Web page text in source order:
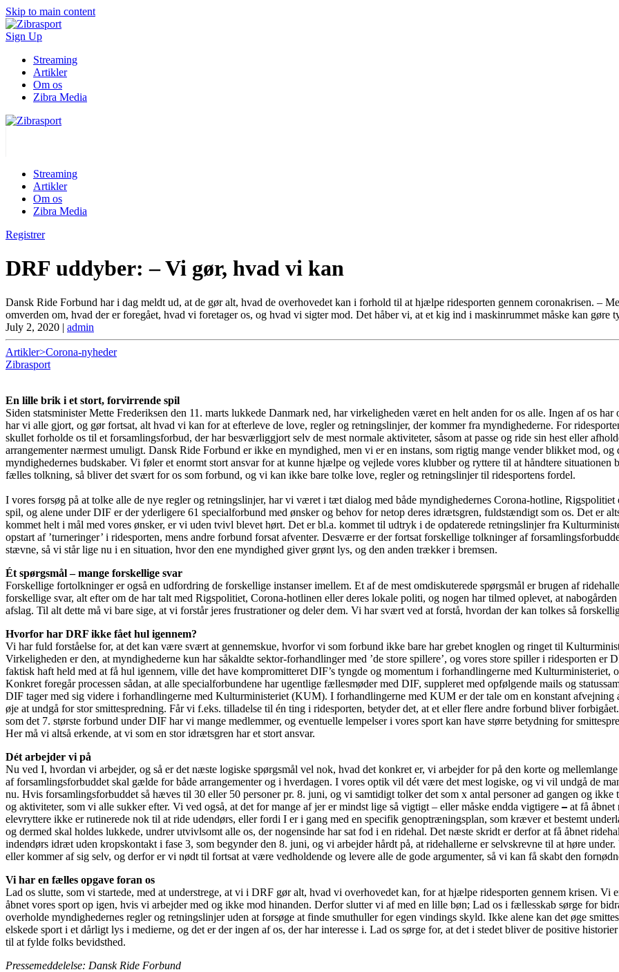
Skip to main content
Sign Up
Streaming
Artikler
Om os
Zibra Media
Streaming
Artikler
Om os
Zibra Media
Registrer
DRF uddyber: – Vi gør, hvad vi kan
Dansk Ride Forbund har i dag meldt ud, at de gør alt, hvad de overhovedet kan i forhold til at hjælpe ridesporten gennem coronakrisen. –
omverden om, hvad der er foregået, hvad vi foretager os, og hvad vi sigter mod. Det håber vi, at et kig ind i maskinrummet måske kan gøre
July 2, 2020 | admin
Artikler>Corona-nyheder
Zibrasport
En lille brik i et stort, forvirrende spil
Siden statsminister Mette Frederiksen den 11. marts lukkede Danmark ned, har virkeligheden været en helt anden for os alle. Ingen af os
har vi alle gjort, og gør fortsat, alt hvad vi kan for at efterleve de love, regler og retningslinjer, der kommer fra myndighederne. For
skullet forholde os til et forsamlingsforbud, der har besværliggjort selv de mest normale aktiviteter, såsom at passe og ride sin hest eller
arrangementer nærmest umuligt. Dansk Ride Forbund er ikke en myndighed, men vi er en instans, som rigtig mange vender blikket mod,
myndighedernes budskaber. Vi føler et enormt stort ansvar for at kunne hjælpe og vejlede vores klubber og ryttere til at håndtere
fælles tolkning, så bliver det svært for os som forbund, og vi kan ikke bare tolke love, regler og retningslinjer til ridesportens fordel.
I vores forsøg på at tolke alle de nye regler og retningslinjer, har vi været i tæt dialog med både myndighedernes Corona-hotline,
spil, og alene under DIF er der yderligere 61 specialforbund med ønsker og behov for netop deres idrætsgren, fuldstændigt som os. Det er
kommet helt i mål med vores ønsker, er vi uden tvivl blevet hørt. Det er bl.a. kommet til udtryk i de opdaterede retningslinjer fra
opstart af ’turneringer’ i ridesporten, mens andre forbund forsat afventer. Desværre er der fortsat forskellige tolkninger af
stævne, så vi står lige nu i en situation, hvor den ene myndighed giver grønt lys, og den anden trækker i bremsen.
Ét spørgsmål – mange forskellige svar
Forskellige fortolkninger er også en udfordring de forskellige instanser imellem. Et af de mest omdiskuterede spørgsmål er brugen af
forskellige svar, alt efter om de har talt med Rigspolitiet, Corona-hotlinen eller deres lokale politi, og nogen har tilmed oplevet, at
afslag. Til alt dette må vi bare sige, at vi forstår jeres frustrationer og deler dem. Vi har svært ved at forstå, hvordan der kan tolkes så
Hvorfor har DRF ikke fået hul igennem?
Vi har fuld forståelse for, at det kan være svært at gennemskue, hvorfor vi som forbund ikke bare har grebet knoglen og ringet til
Virkeligheden er den, at myndighederne kun har såkaldte sektor-forhandlinger med ’de store spillere’, og vores store spiller i ridesporten
faktisk haft held med at få hul igennem, ville det have kompromitteret DIF’s tyngde og momentum i forhandlingerne med Kulturministeriet,
Konkret foregår processen sådan, at alle specialforbundene har ugentlige fællesmøder med DIF, suppleret med opfølgende mails og
DIF tager med sig videre i forhandlingerne med Kulturministeriet (KUM). I forhandlingerne med KUM er der tale om en konstant afvejning
øje at undgå for stor smittespredning. Får vi f.eks. tilladelse til én ting i ridesporten, betyder det, at et eller flere andre forbund bliver
som det 7. største forbund under DIF har vi mange medlemmer, og eventuelle lempelser i vores sport kan have større betydning for
Her må vi altså erkende, at vi som en stor idrætsgren har et stort ansvar.
Dét arbejder vi på
Nu ved I, hvordan vi arbejder, og så er det næste logiske spørgsmål vel nok, hvad det konkret er, vi arbejder for på den korte og
af forsamlingsforbuddet skal gælde for både arrangementer og i hverdagen. I vores optik vil dét være det mest logiske, og vi vil undgå de
nu. Hvis forsamlingsforbuddet så hæves til 30 eller 50 personer pr. 8. juni, og vi samtidigt tolker det som x antal personer ad gangen og
og aktiviteter, som vi alle sukker efter. Vi ved også, at det for mange af jer er mindst lige så vigtigt – eller måske endda vigtigere – at få åbnet
elevryttere ikke er rutinerede nok til at ride udendørs, eller fordi I er i gang med en specifik genoptræningsplan, som kræver et bestemt
og dermed skal holdes lukkede, undrer utvivlsomt alle os, der nogensinde har sat fod i en ridehal. Det næste skridt er derfor at få åbnet
indendørs idræt uden kropskontakt i fase 3, som begynder den 8. juni, og vi arbejder hårdt på, at ridehallerne er selvskrevne til at høre
eller kommer af sig selv, og derfor er vi nødt til fortsat at være vedholdende og levere alle de gode argumenter, så vi kan få skabt den
Vi har en fælles opgave foran os
Lad os slutte, som vi startede, med at understrege, at vi i DRF gør alt, hvad vi overhovedet kan, for at hjælpe ridesporten gennem krisen.
åbnet vores sport op igen, hvis vi arbejder med og ikke mod hinanden. Derfor slutter vi af med en lille bøn; Lad os i fællesskab sørge for
overholde myndighedernes regler og retningslinjer uden at forsøge at finde smuthuller for egen vindings skyld. Ikke alene kan det øge
elskede sport i et dårligt lys i medierne, og det er der ingen af os, der har interesse i. Lad os sørge for, at det i stedet bliver de positive
til at fylde folks bevidsthed.
Pressemeddelelse: Dansk Ride Forbund